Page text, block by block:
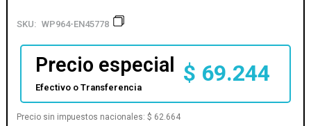
SKU: WP964-EN45778
Precio especial
Efectivo o Transferencia
$ 69.244
Precio sin impuestos nacionales:$ 62.664